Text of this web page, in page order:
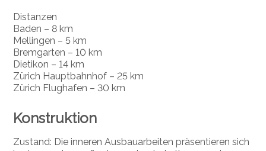
Distanzen
Baden – 8 km
Mellingen – 5 km
Bremgarten – 10 km
Dietikon – 14 km
Zürich Hauptbahnhof – 25 km
Zürich Flughafen – 30 km
Konstruktion
Zustand: Die inneren Ausbauarbeiten präsentieren sich